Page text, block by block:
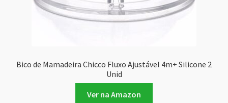
Bico de Mamadeira Chicco Fluxo Ajustável 4m+ Silicone 2
Unid
Ver na Amazon